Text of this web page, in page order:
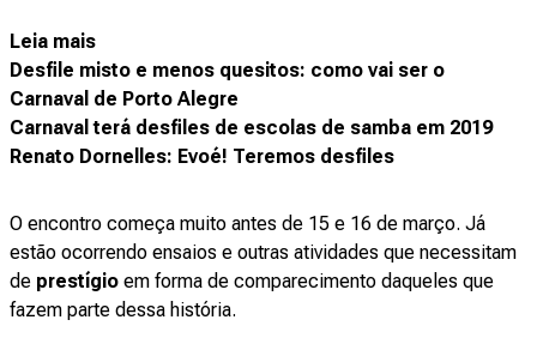
Leia mais
Desfile misto e menos quesitos: como vai ser o
Carnaval de Porto Alegre
Carnaval terá desfiles de escolas de samba em 2019
Renato Dornelles: Evoé! Teremos desfiles
O encontro começa muito antes de 15 e 16 de março. Já
estão ocorrendo ensaios e outras atividades que necessitam
de prestígio em forma de comparecimento daqueles que
fazem parte dessa história.